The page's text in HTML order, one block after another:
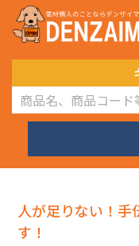
人が足りない！手
す！